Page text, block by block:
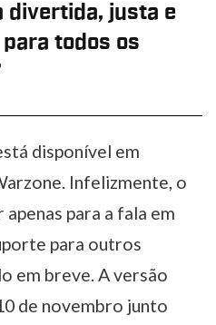
divertida, justa e
todos os
disponível em
Infelizmente, o
para a fala em
para outros
em breve. A versão
de novembro junto